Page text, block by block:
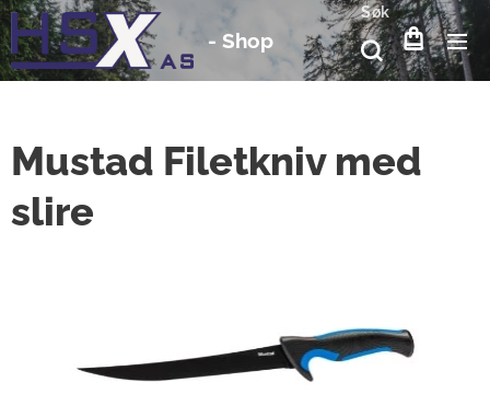
- Shop
Søk
Mustad Filetkniv med
slire